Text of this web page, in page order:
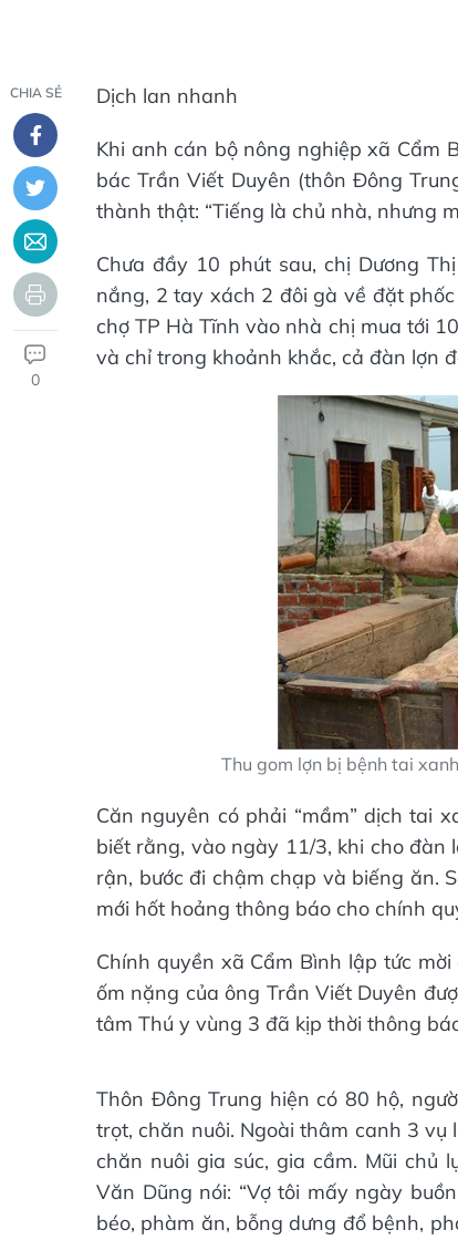
CHIA SẺ
0
Dịch lan nhanh
Khi anh cán bộ nông nghiệp xã Cẩm
bác Trần Viết Duyên (thôn Đông
thành thật: “Tiếng là chủ nhà, nhưng
Chưa đầy 10 phút sau, chị Dương
nắng, 2 tay xách 2 đôi gà về đặt
chợ TP Hà Tĩnh vào nhà chị mua tới
và chỉ trong khoảnh khắc, cả đàn lợn
Thu gom lợn bị bệnh tai
Căn nguyên có phải “mầm” dịch tai
biết rằng, vào ngày 11/3, khi cho đàn
rận, bước đi chậm chạp và biếng ăn.
mới hốt hoảng thông báo cho chính
Chính quyền xã Cẩm Bình lập tức
ốm nặng của ông Trần Viết Duyên
tâm Thú y vùng 3 đã kịp thời thông
Thôn Đông Trung hiện có 80 hộ,
trọt, chăn nuôi. Ngoài thâm canh 3
chăn nuôi gia súc, gia cầm. Mũi chủ
Văn Dũng nói: “Vợ tôi mấy ngày
béo, phàm ăn, bỗng dưng đổ bệnh,